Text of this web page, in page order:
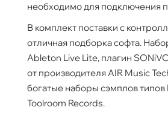
необходимо для подключения
В комплект поставки с
отличная подборка софта.
Ableton Live Lite, плагин
от производителя AIR Music
богатые наборы сэмплов типов
Toolroom Records.